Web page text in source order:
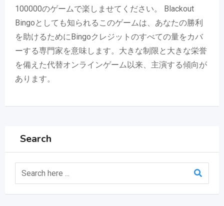
100000のゲームで楽しませてください。 Blackout
Bingoとしても知られるこのゲームは、あなたの勝利
を助けるためにBingoクレジットのすべての量をカバ
ーする専門家を意味します。大きな制限と大きな栄誉
を備えた代替オンラインゲーム以来、主演する傾向が
あります。
Search